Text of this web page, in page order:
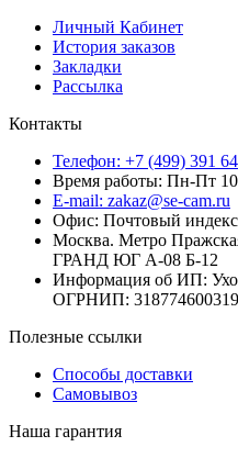
Личный Кабинет
История заказов
Закладки
Рассылка
Контакты
Телефон: +7 (499) 391
Время работы: Пн-Пт
E-mail: zakaz@se-cam.ru
Офис: Почтовый
Москва. Метро
ГРАНД ЮГ А-08 Б-12
Информация об ИП:
ОГРНИП:
Полезные ссылки
Способы доставки
Самовывоз
Наша гарантия